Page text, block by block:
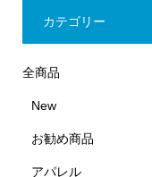
カテゴリー
全商品
New
お勧め商品
アパレル